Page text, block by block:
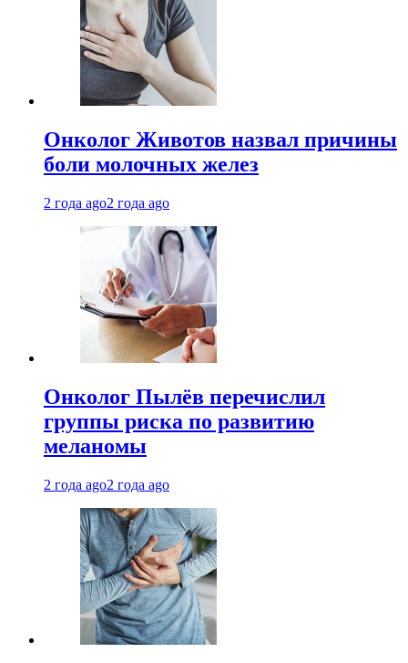
Онколог Животов назвал причины
боли молочных желез
2 года ago2 года ago
Онколог Пылёв перечислил
группы риска по развитию
меланомы
2 года ago2 года ago